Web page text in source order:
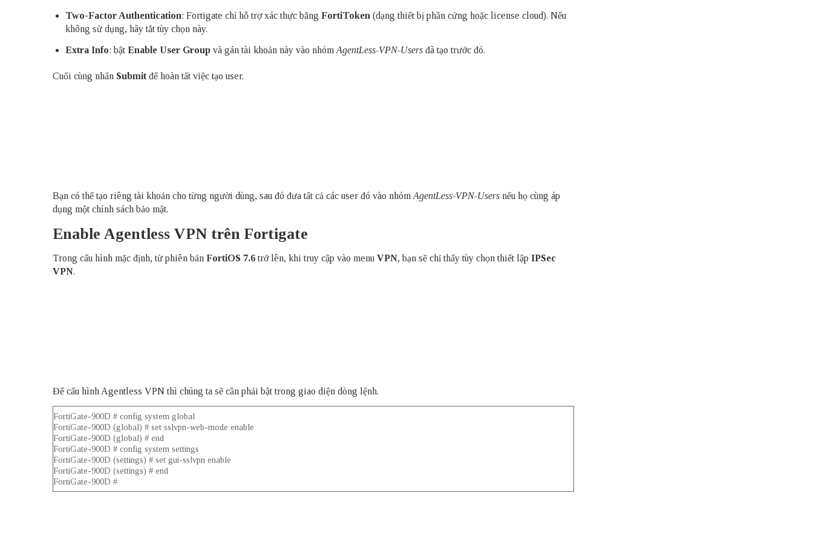
Two-Factor Authentication: Fortigate chỉ hỗ trợ xác thực bằng FortiToken (dạng thiết bị phần cứng hoặc license cloud). Nếu
không sử dụng, hãy tắt tùy chọn này.
Extra Info: bật Enable User Groupvà gán tài khoản này vào nhóm AgentLess-VPN-Usersđã tạo trước đó.
Cuối cùng nhấn Submit để hoàn tất việc tạo user.
Bạn có thể tạo riêng tài khoản cho từng người dùng, sau đó đưa tất cả các user đó vào nhóm AgentLess-VPN-Users nếu họ cùng áp
dụng một chính sách bảo mật.
Enable Agentless VPN trên Fortigate
Trong cấu hình mặc định, từ phiên bản FortiOS 7.6trở lên, khi truy cập vào menu VPN, bạn sẽ chỉ thấy tùy chọn thiết lập IPSec
VPN.
Để cấu hình Agentless VPN thì chúng ta sẽ cần phải bật trong giao diện dòng lệnh.
FortiGate-900D # config system global
FortiGate-900D (global) # set sslvpn-web-mode enable
FortiGate-900D (global) # end
FortiGate-900D # config system settings
FortiGate-900D (settings) # set gui-sslvpn enable
FortiGate-900D (settings) # end
FortiGate-900D #